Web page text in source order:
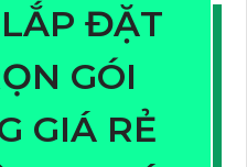
ĐẶT
GÓI
GIÁ RẺ